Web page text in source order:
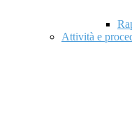
Attività e